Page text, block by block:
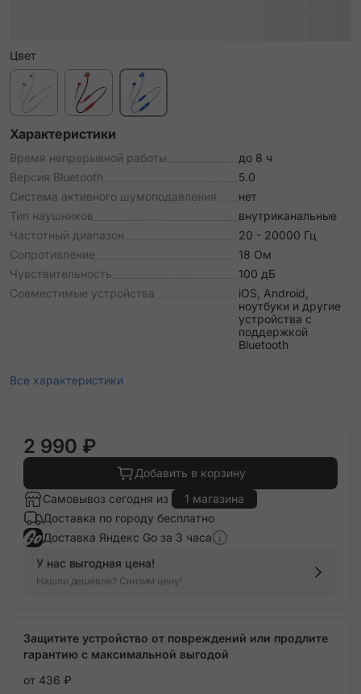
Цвет
Характеристики
Время непрерывной работы
до 8 ч
Версия Bluetooth
5.0
Система активного шумоподавления
нет
Тип наушников
внутриканальные
Частотный диапазон
20 - 20000 Гц
Сопротивление
18 Ом
Чувствительность
100 дБ
Совместимые устройства
iOS, Android,
ноутбуки и другие
устройства с
поддержкой
Bluetooth
Все характеристики
2 990 ₽
Добавить в корзину
Самовывоз сегодня из
1 магазина
Доставка по городу бесплатно
Доставка Яндекс Go за 3 часа
У нас выгодная цена!
Нашли дешевле? Снизим цену!
Защитите устройство от повреждений или продлите
гарантию с максимальной выгодой
от 436 ₽